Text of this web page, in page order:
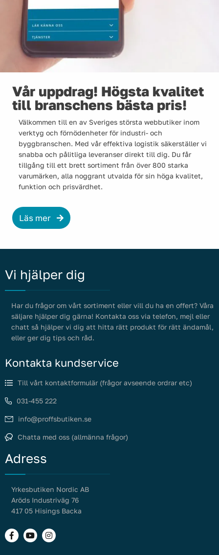
Vår uppdrag! Högsta kvalitet
till branschens bästa pris!
Välkommen till en av Sveriges största webbutiker inom
verktyg och förnödenheter för industri- och
byggbranschen. Med vår effektiva logistik säkerställer vi
snabba och pålitliga leveranser direkt till dig. Du får
tillgång till ett brett sortiment från över 800 starka
varumärken, alla noggrant utvalda för sin höga kvalitet,
funktion och prisvärdhet.
Läs mer
Vi hjälper dig
Har du frågor om vårt sortiment eller vill du ha en offert? Våra
säljare hjälper dig gärna! Kontakta oss via telefon, mejl eller
chatt så hjälper vi dig att hitta rätt produkt för rätt ändamål,
eller ger dig tips och råd.
Kontakta kundservice
Till vårt kontaktformulär (frågor avseende ordrar etc)
031-455 222
info@proffsbutiken.se
Chatta med oss (allmänna frågor)
Adress
Yrkesbutiken Nordic AB
Aröds Industriväg 76
417 05 Hisings Backa